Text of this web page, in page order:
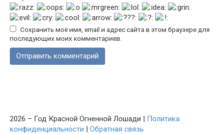
Сохранить моё имя, email и адрес сайта в этом браузере для
последующих моих комментариев.
2026 – Год Красной Огненной Лошади | Политика
конфиденциальности | Обратная связь